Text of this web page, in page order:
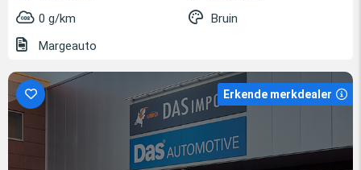
0 g/km
Bruin
Margeauto
Erkende merkdealer